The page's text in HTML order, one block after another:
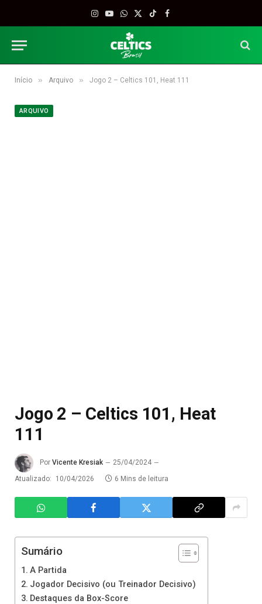
Instagram
YouTube
WhatsApp
X
TikTokFacebook
Início » Arquivo » Jogo 2 – Celtics 101, Heat 111
ARQUIVO
Jogo 2 – Celtics 101, Heat
111
Por Vicente Kresiak
25/04/2024
Atualizado:
10/04/2026 6 Mins de leitura
Sumário
A Partida
Jogador Decisivo (ou Treinador Decisivo)
Destaques da Box-Score